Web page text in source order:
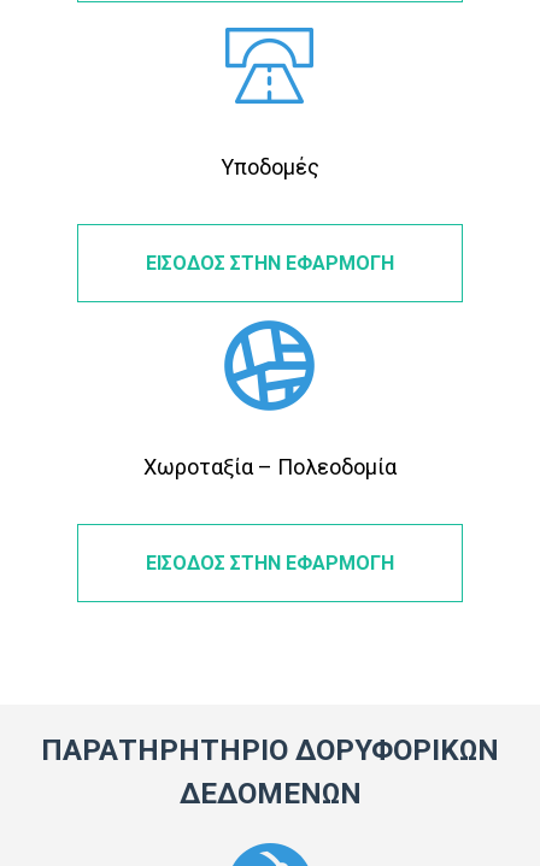
Υποδομές
ΕΙΣΟΔΟΣ ΣΤΗΝ ΕΦΑΡΜΟΓΗ
Χωροταξία – Πολεοδομία
ΕΙΣΟΔΟΣ ΣΤΗΝ ΕΦΑΡΜΟΓΗ
ΠΑΡΑΤΗΡΗΤΗΡΙΟ ΔΟΡΥΦΟΡΙΚΩΝ
ΔΕΔΟΜΕΝΩΝ